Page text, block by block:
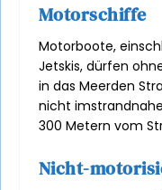
Motorschiffe
Motorboote,
Jetskis, dürfen
in das Meerden
nicht im
300 Metern vom
Nicht-